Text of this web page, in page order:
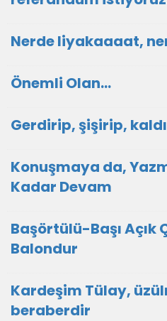
Nerde liyakaaaat,
Önemli Olan…
Gerdirip, şişirip,
Konuşmaya da,
Kadar Devam
Başörtülü-Başı Açık
Balondur
Kardeşim Tülay,
beraberdir